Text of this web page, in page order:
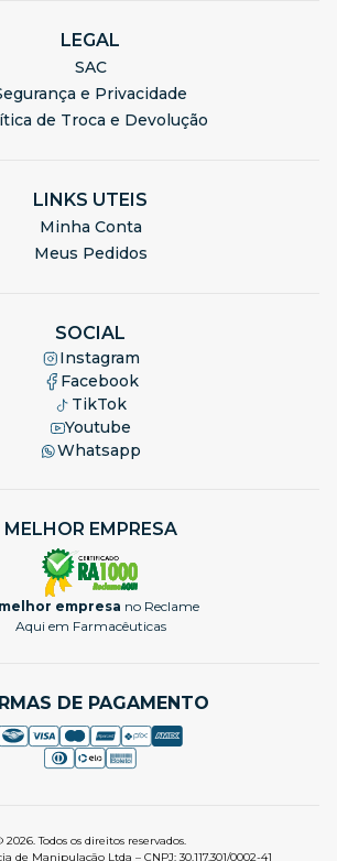
LEGAL
SAC
e Privacidade
de Troca e Devolução
LINKS UTEIS
Minha Conta
Meus Pedidos
SOCIAL
Instagram
Facebook
TikTok
Youtube
Whatsapp
MELHOR EMPRESA
melhor empresa no Reclame
Aqui em Farmacêuticas
DE PAGAMENTO
2026. Todos os direitos reservados.
de Manipulação Ltda – CNPJ: 30.117.301/0002-41